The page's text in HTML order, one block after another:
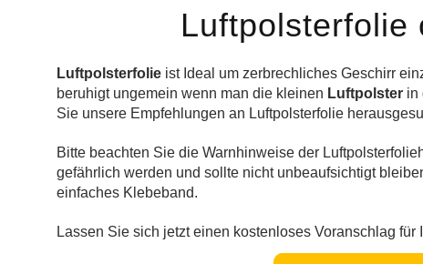
Luftpolsterfolie
Luftpolsterfolie ist Ideal um zerbrechliches Geschirr
beruhigt ungemein wenn man die kleinen Luftpolster in
Sie unsere Empfehlungen an Luftpolsterfolie
Bitte beachten Sie die Warnhinweise der
gefährlich werden und sollte nicht unbeaufsichtigt
einfaches Klebeband.
Lassen Sie sich jetzt einen kostenloses Voranschlag für